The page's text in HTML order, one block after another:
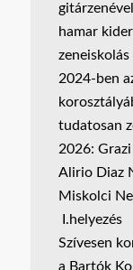
hamar
2024-ben
tudatosan
2026:
Alirio Diaz
Miskolci
I.helyezés
Szívesen
a Bartók